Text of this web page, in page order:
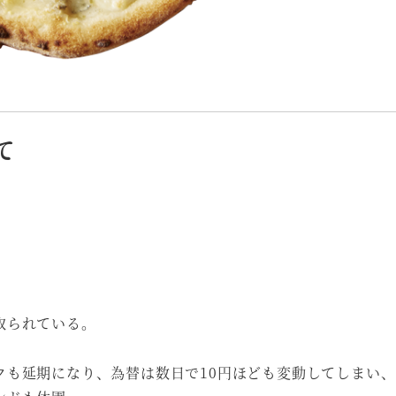
れている。
延期になり、為替は数日で10円ほども変動してしまい